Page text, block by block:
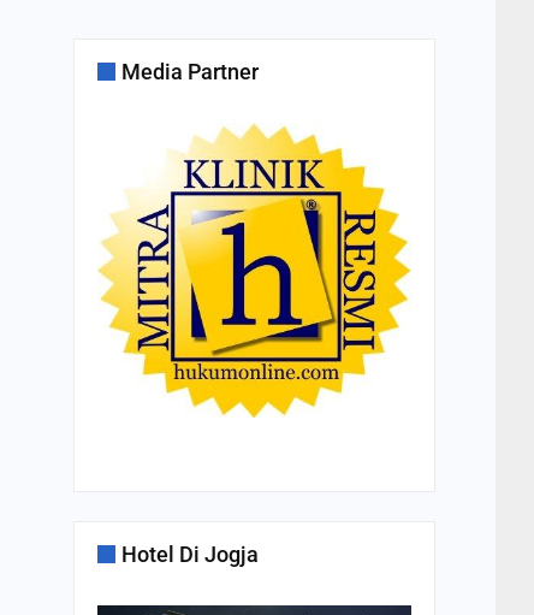
Media Partner
Hotel Di Jogja